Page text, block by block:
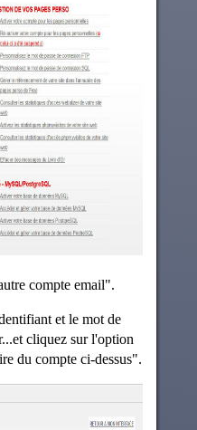
compte email".
et le mot de
cliquez sur l'option
du compte ci-dessus".